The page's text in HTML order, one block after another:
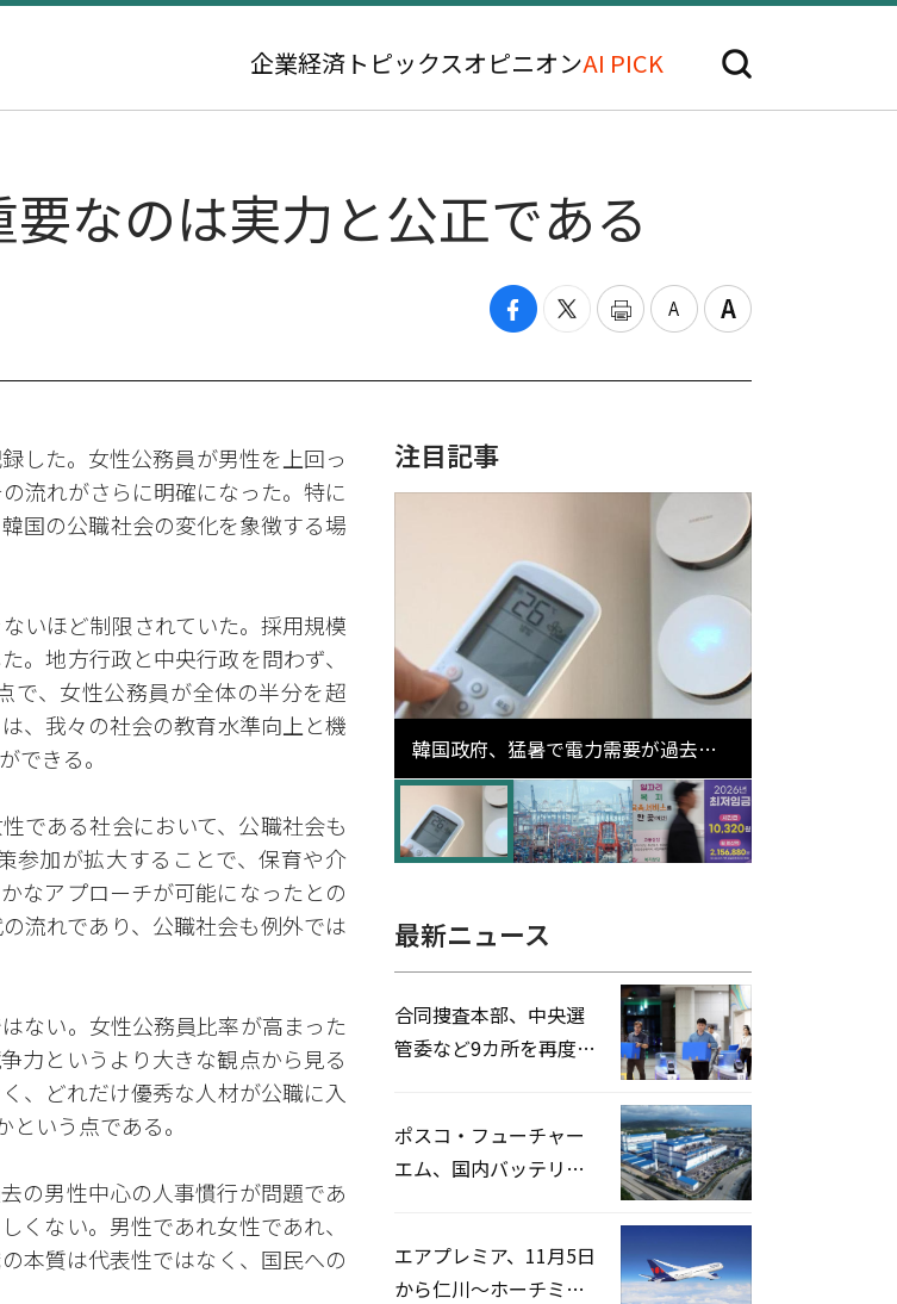
企業経済 トピックスオピニオンAI PICK
なのは実力と公正である
した。女性公務員が男性を上回っ
流れがさらに明確になった。特に
国の公職社会の変化を象徴する場
いほど制限されていた。採用規模
。地方行政と中央行政を問わず、
で、女性公務員が全体の半分を超
、我々の社会の教育水準向上と機
できる。
である社会において、公職社会も
参加が拡大することで、保育や介
なアプローチが可能になったとの
流れであり、公職社会も例外では
ない。女性公務員比率が高まった
力というより大きな観点から見る
、どれだけ優秀な人材が公職に入
いう点である。
の男性中心の人事慣行が問題であ
くない。男性であれ女性であれ、
本質は代表性ではなく、国民への
注目記事
韓国政府、猛暑で電力需要が過去最
高更新の可能性に需給対応体制を点
検
最新ニュース
合同捜査本部、中央選
管委など9カ所を再度家
ポスコ・フューチャー
エム、国内バッテリー
エアプレミア、11月5日
から仁川〜ホーチミン